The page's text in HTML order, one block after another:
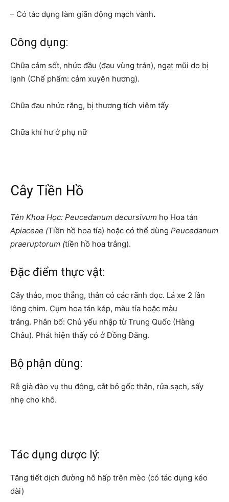
– Có tác dụng làm giãn động mạch vành.
Công dụng:
Chữa cảm sốt, nhức đầu (đau vùng trán), ngạt mũi do bị
lạnh (Chế phẩm: cảm xuyên hương).
Chữa đau nhức răng, bị thương tích viêm tấy
Chữa khí hư ở phụ nữ
Cây Tiền Hồ
Tên Khoa Học: Peucedanum decursivum họ Hoa tán
Apiaceae (Tiền hồ hoa tía) hoặc có thể dùng Peucedanum
praeruptorum (tiền hồ hoa trắng).
Đặc điểm thực vật:
Cây thảo, mọc thẳng, thân có các rãnh dọc. Lá xe 2 lần
lông chim. Cụm hoa tán kép, màu tía hoặc màu
trắng. Phân bố: Chủ yếu nhập từ Trung Quốc (Hàng
Châu). Phát hiện thấy có ở Đồng Đăng.
Bộ phận dùng:
Rễ già đào vụ thu đông, cắt bỏ gốc thân, rửa sạch, sấy
nhẹ cho khô.
Tác dụng dược lý:
Tăng tiết dịch đường hô hấp trên mèo (có tác dụng kéo
dài)